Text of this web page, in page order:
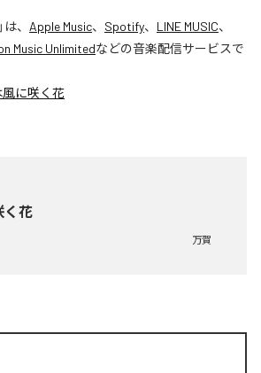
」は、 Apple Music、 Spotify、 LINE MUSIC、
Music Unlimitedなどの音楽配信サービスで
に咲く花
く花
万賀